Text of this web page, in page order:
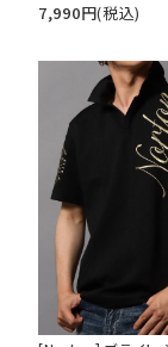
7,990円(税込)